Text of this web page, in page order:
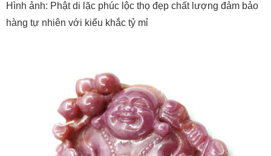
Hình ảnh: Phật di lặc phúc lộc thọ đẹp chất lượng đảm bảo
hàng tự nhiên với kiểu khắc tỷ mỉ